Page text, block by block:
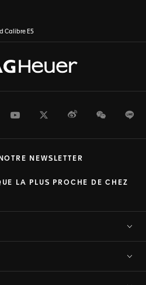
Calibre E5
YoutubeTwitterWeiboWeChat
LA PLUS PROCHE DE CHEZ
NEWSLETTER